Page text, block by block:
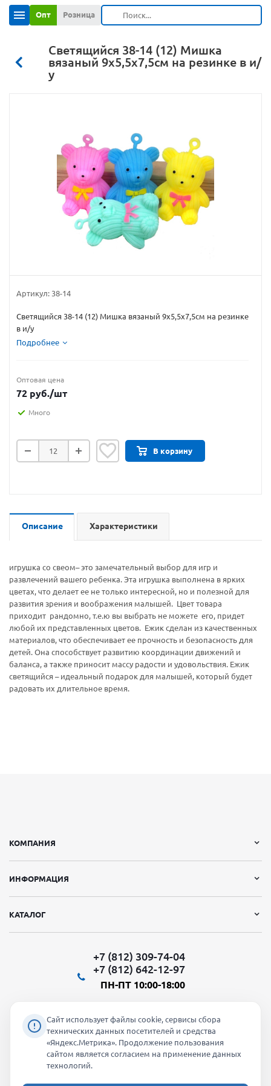
Опт Розница
Светящийся 38-14 (12) Мишка
вязаный 9х5,5х7,5см на резинке в и/
у
Артикул: 38-14
Светящийся 38-14 (12) Мишка вязаный 9х5,5х7,5см на резинке
в и/у
Подробнее
Оптовая цена
72 руб./шт
Много
В корзину
Описание Характеристики
игрушка со свеом– это замечательный выбор для игр и
развлечений вашего ребенка. Эта игрушка выполнена в ярких
цветах, что делает ее не только интересной, но и полезной для
развития зрения и воображения малышей. Цвет товара
приходит рандомно, т.е.ю вы выбрать не можете его, придет
любой их представленных цветов. Ежик сделан из качественных
материалов, что обеспечивает ее прочность и безопасность для
детей. Она способствует развитию координации движений и
баланса, а также приносит массу радости и удовольствия. Ежик
светящийся – идеальный подарок для малышей, который будет
радовать их длительное время.
КОМПАНИЯ
ИНФОРМАЦИЯ
КАТАЛОГ
+7 (812) 309-74-04
+7 (812) 642-12-97
ПН-ПТ 10:00-18:00
Мы в социальных сетях:
Сайт использует файлы cookie, сервисы сбора
технических данных посетителей и средства
«Яндекс.Метрика». Продолжение пользования
сайтом является согласием на применение данных
технологий.